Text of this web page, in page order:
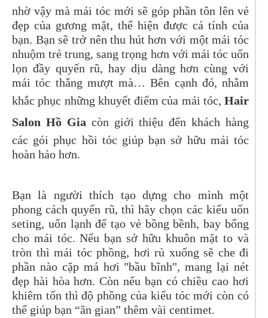
nhờ vậy mà mái tóc mới sẽ góp phần tôn lên vẻ
đẹp của gương mặt, thể hiện được cá tính của
bạn. Bạn sẽ trở nên thu hút hơn với một mái tóc
nhuộm trẻ trung, sang trọng hơn với mái tóc uốn
lọn đầy quyến rũ, hay dịu dàng hơn cùng với
mái tóc thẳng mượt mà… Bên cạnh đó, nhằm
khắc phục những khuyết điểm của mái tóc, Hair
Salon Hồ Gia còn giới thiệu đến khách hàng
các gói phục hồi tóc giúp bạn sở hữu mái tóc
hoàn hảo hơn.
Bạn là người thích tạo dựng cho mình một
phong cách quyến rũ, thì hãy chọn các kiểu uốn
seting, uốn lạnh để tạo vẻ bồng bềnh, bay bổng
cho mái tóc. Nếu bạn sở hữu khuôn mặt to và
tròn thì mái tóc phồng, hơi rủ xuống sẽ che đi
phần nào cặp má hơi "bầu bĩnh", mang lại nét
đẹp hài hòa hơn. Còn nếu bạn có chiều cao hơi
khiêm tốn thì độ phồng của kiểu tóc mới còn có
thể giúp bạn “ăn gian” thêm vài centimet.